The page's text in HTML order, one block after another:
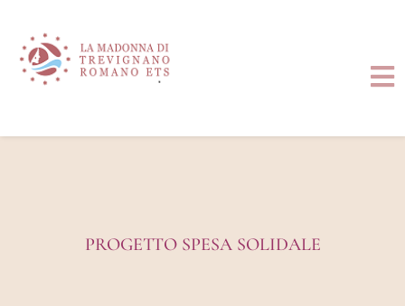
contenuto
HOME
PROGETTO SPESA SOLIDALE